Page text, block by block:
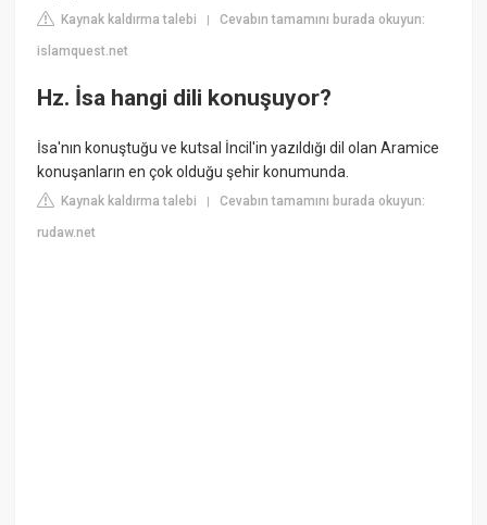
Kaynak kaldırma talebi |Cevabın tamamını burada okuyun:
islamquest.net
Hz. İsa hangi dili konuşuyor?
İsa'nın konuştuğu ve kutsal İncil'in yazıldığı dil olan Aramice
konuşanların en çok olduğu şehir konumunda.
Kaynak kaldırma talebi |Cevabın tamamını burada okuyun:
rudaw.net